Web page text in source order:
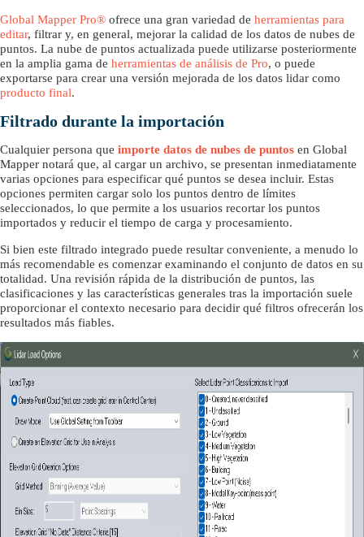
Global Mapper Pro® ofrece una gran variedad de herramientas para
editar, filtrar y, en general, mejorar la calidad de los datos de nubes de
puntos. La nube de puntos actualizada puede utilizarse posteriormente
en la amplia gama de herramientas de análisis de Pro, o puede
exportarse para crear una versión mejorada de los datos lidar como
producto final.
Filtrado durante la importación
Cualquier persona que importe datos de nubes de puntos en Global
Mapper notará que, al cargar un archivo, se presentan inmediatamente
varias opciones para especificar qué puntos se desea incluir. Estas
opciones permiten cargar solo los puntos dentro de límites
seleccionados, lo que permite a los usuarios recortar los puntos
importados y reducir el tiempo de carga y procesamiento.
Si bien este filtrado integrado puede resultar conveniente, a menudo lo
más recomendable es comenzar examinando el conjunto de datos en su
totalidad. Una revisión rápida de la distribución de puntos, las
clasificaciones y las características generales tras la importación suele
proporcionar el contexto necesario para decidir qué filtros ofrecerán los
resultados más fiables.